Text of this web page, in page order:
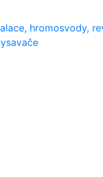
hromosvody,